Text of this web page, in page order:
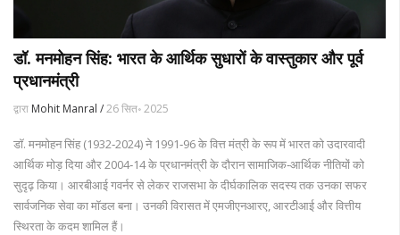
डॉ. मनमोहन सिंह: भारत के आर्थिक सुधारों के वास्तुकार और पूर्व
प्रधानमंत्री
द्वारा Mohit Manral /26 सित॰ 2025
डॉ. मनमोहन सिंह (1932‑2024) ने 1991‑96 के वित्त मंत्री के रूप में भारत को उदारवादी
आर्थिक मोड़ दिया और 2004‑14 के प्रधानमंत्री के दौरान सामाजिक‑आर्थिक नीतियों को
सुदृढ़ किया। आरबीआई गवर्नर से लेकर राजसभा के दीर्घकालिक सदस्य तक उनका सफर
सार्वजनिक सेवा का मॉडल बना। उनकी विरासत में एमजीएनआरए, आरटीआई और वित्तीय
स्थिरता के कदम शामिल हैं।